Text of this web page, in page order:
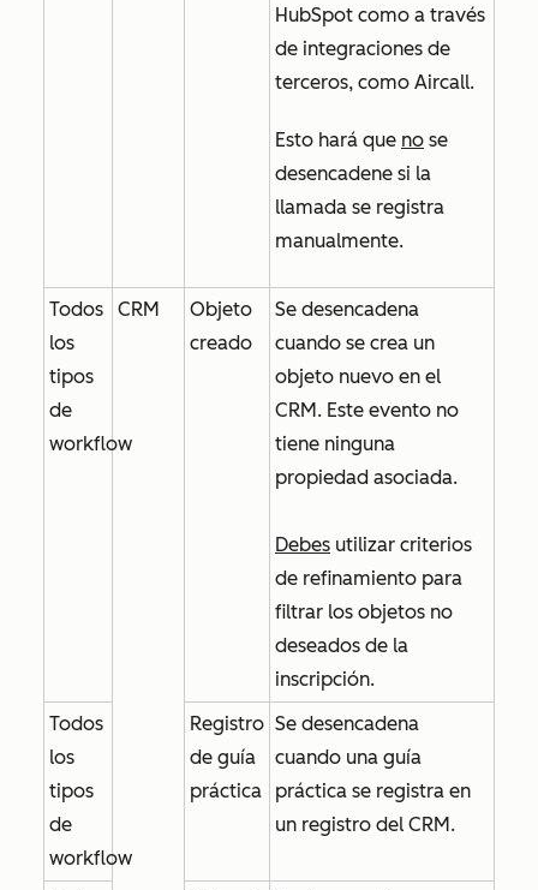
HubSpot como a través
de integraciones de
terceros, como Aircall.
Esto hará que no se
desencadene si la
llamada se registra
manualmente.
Todos
los
tipos
de
workflow
CRM
Objeto
creado
Se desencadena
cuando se crea un
objeto nuevo en el
CRM. Este evento no
tiene ninguna
propiedad asociada.
Debes utilizar criterios
de refinamiento para
filtrar los objetos no
deseados de la
inscripción.
Todos
los
tipos
de
workflow
Registro
de guía
práctica
Se desencadena
cuando una guía
práctica se registra en
un registro del CRM.